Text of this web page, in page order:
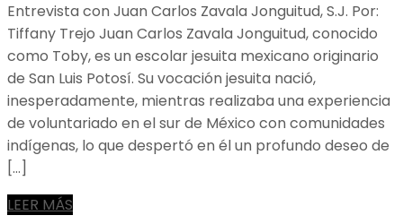
Entrevista con Juan Carlos Zavala Jonguitud, S.J. Por:
Tiffany Trejo Juan Carlos Zavala Jonguitud, conocido
como Toby, es un escolar jesuita mexicano originario
de San Luis Potosí. Su vocación jesuita nació,
inesperadamente, mientras realizaba una experiencia
de voluntariado en el sur de México con comunidades
indígenas, lo que despertó en él un profundo deseo de
[…]
LEER MÁS